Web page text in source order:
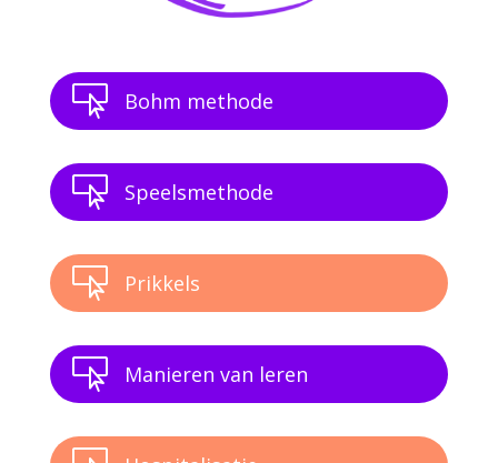
 Bohm methode
 Speelsmethode
 Prikkels
 Manieren van leren